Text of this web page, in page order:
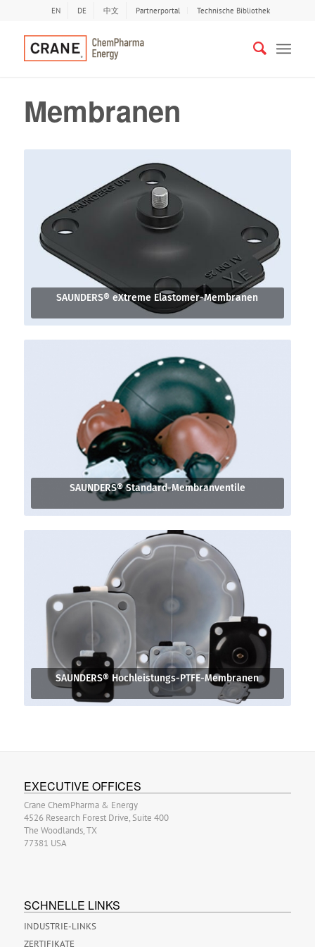
EN DE 中文 Partnerportal Technische Bibliothek
Membranen
SAUNDERS® eXtreme Elastomer-Membranen
SAUNDERS® Standard-Membranventile
SAUNDERS® Hochleistungs-PTFE-Membranen
EXECUTIVE OFFICES
Crane ChemPharma & Energy
4526 Research Forest Drive, Suite 400
The Woodlands, TX
77381 USA
SCHNELLE LINKS
INDUSTRIE-LINKS
ZERTIFIKATE